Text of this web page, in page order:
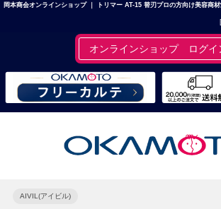
岡本商会オンラインショップ ｜ トリマー AT-15 替刃プロの方向け美容商
オンラインショップ ログイ
AIVIL(アイビル)